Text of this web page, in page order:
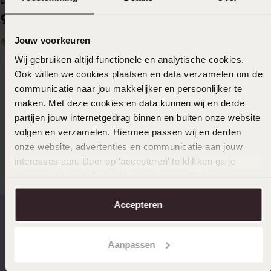
Jouw voorkeuren
Wij gebruiken altijd functionele en analytische cookies.
Ook willen we cookies plaatsen en data verzamelen om de
communicatie naar jou makkelijker en persoonlijker te
maken. Met deze cookies en data kunnen wij en derde
partijen jouw internetgedrag binnen en buiten onze website
volgen en verzamelen. Hiermee passen wij en derden
onze website, advertenties en communicatie aan jouw
interesses aan. Door op ‘accepteren’ te klikken ga je
aanpassen. Lees er meer over in onscookiebeleid.
Accepteren
Aanpassen
99999
Aktuelle
Seite
1
Weiter
Seite
Diamanten – wer kann da schon widerstehen? Wir bei Lucardi
lieben Diamantschmuck jedenfalls! Deshalb haben wir ihm eine
eigene Kollektion gewidmet: die Diamond Collection. Und dazu
gehören auch wunderschöne Diamantringe. Jede Frau möchte
natürlich, dass ihr Diamantring so richtig funkelt. Entscheidend
dafür ist der Schliff. Deshalb haben alle Ringe unserer Diamond
Collection für Damen einen Diamanten mit Brillantschliff.
Diamond Solitair Damenringe sind
shiny
Mehr erfahren
14 Tage kostenlos